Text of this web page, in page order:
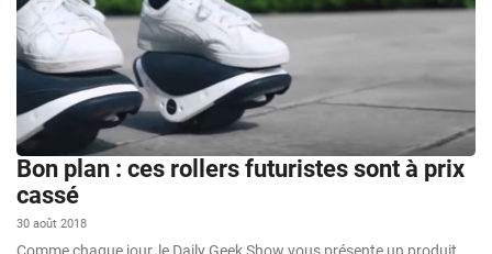
Bon plan : ces rollers futuristes sont à prix
cassé
30 août 2018